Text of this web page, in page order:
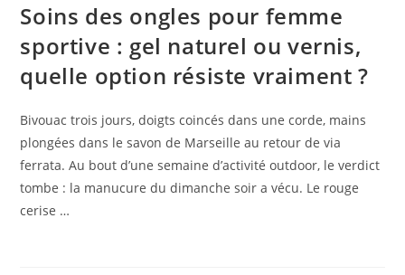
Soins des ongles pour femme
sportive : gel naturel ou vernis,
quelle option résiste vraiment ?
Bivouac trois jours, doigts coincés dans une corde, mains
plongées dans le savon de Marseille au retour de via
ferrata. Au bout d’une semaine d’activité outdoor, le verdict
tombe : la manucure du dimanche soir a vécu. Le rouge
cerise …